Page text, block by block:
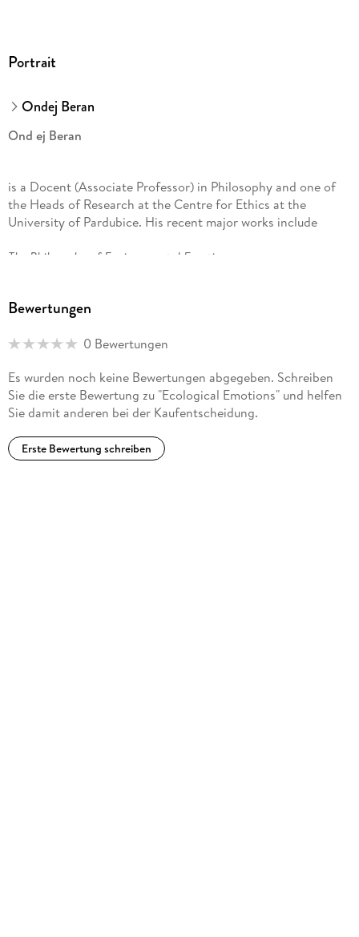
Portrait
Ondej Beran
Ond ej Beran
is a Docent (Associate Professor) in Philosophy and one of
the Heads of Research at the Centre for Ethics at the
University of Pardubice. His recent major works include
The Philosophy of Environmental Emotions
D. Rozen, 2024),
Examples and Their Role in Our Thinking
(2021), and
Ethical Inquiries after Wittgenstein
(co-edited with S. Aldrin Salskov and N. Hämäläinen, 2022).
Bewertungen
0 Bewertungen
Es wurden noch keine Bewertungen abgegeben. Schreiben
Sie die erste Bewertung zu "Ecological Emotions" und helfen
Sie damit anderen bei der Kaufentscheidung.
Erste Bewertung schreiben